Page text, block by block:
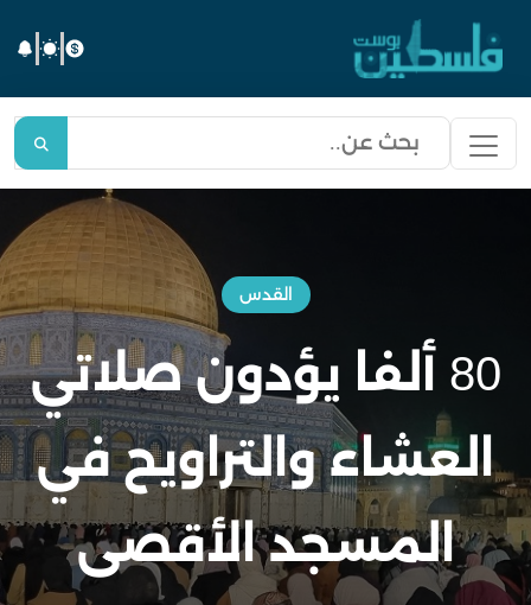
القدس
80 ألفا يؤدون صلاتي
العشاء والتراويح في
المسجد الأقصى